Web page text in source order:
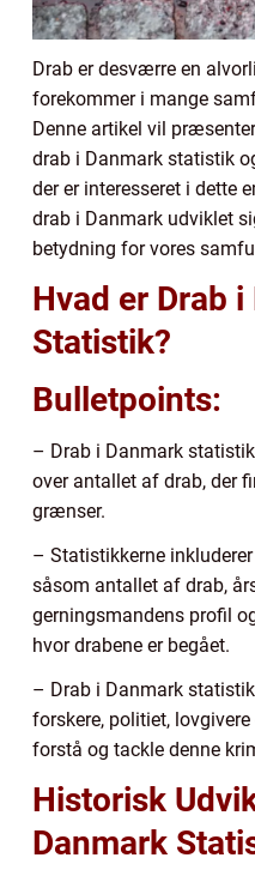
Drab er desværre en
forekommer i mange
Denne artikel vil
drab i Danmark statistik
der er interesseret i dette
drab i Danmark udviklet
betydning for vores
Hvad er Drab
Statistik?
Bulletpoints:
– Drab i Danmark
over antallet af drab, der
grænser.
– Statistikkerne
såsom antallet af drab,
gerningsmandens profil
hvor drabene er begået.
– Drab i Danmark
forskere, politiet,
forstå og tackle denne
Historisk
Danmark